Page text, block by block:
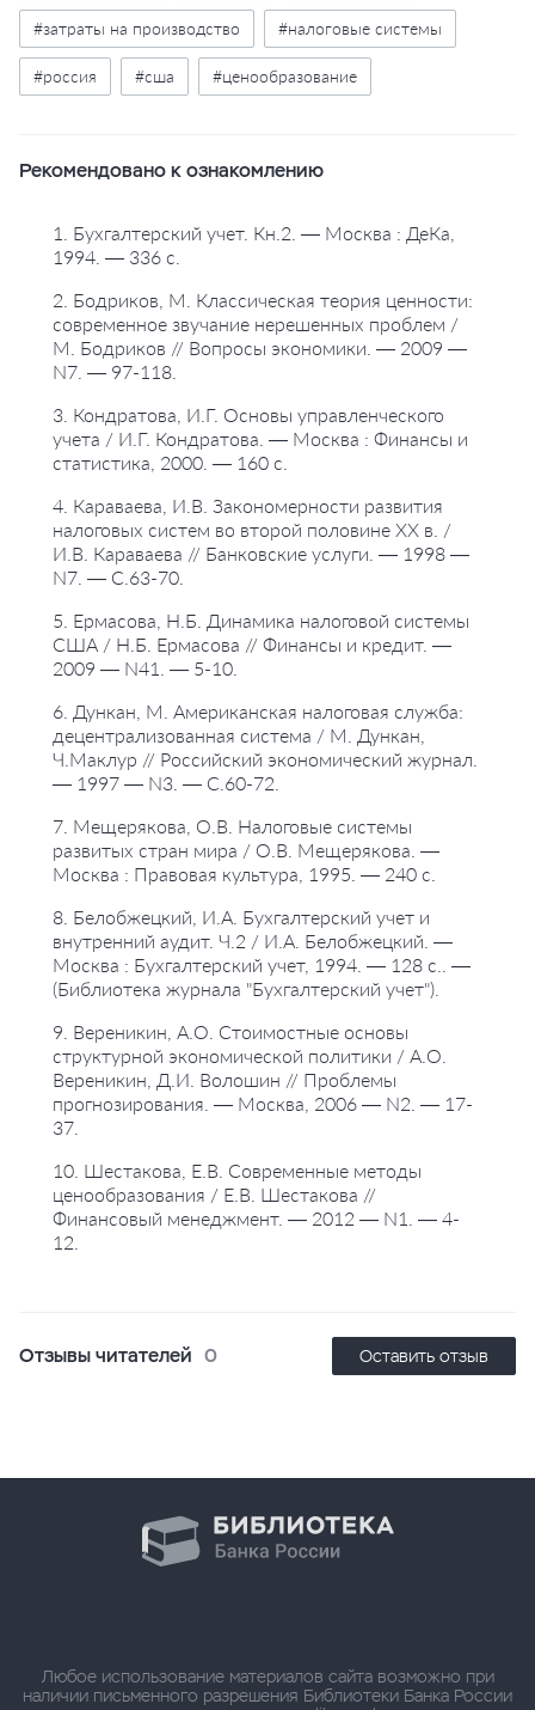
#затраты на производство #налоговые системы
#россия #сша #ценообразование
Рекомендовано к ознакомлению
1. Бухгалтерский учет. Кн.2. — Москва : ДеКа,
1994. — 336 с.
2. Бодриков, М. Классическая теория ценности:
современное звучание нерешенных проблем /
М. Бодриков // Вопросы экономики. — 2009 —
N7. — 97-118.
3. Кондратова, И.Г. Основы управленческого
учета / И.Г. Кондратова. — Москва : Финансы и
статистика, 2000. — 160 с.
4. Караваева, И.В. Закономерности развития
налоговых систем во второй половине XX в. /
И.В. Караваева // Банковские услуги. — 1998 —
N7. — С.63-70.
5. Ермасова, Н.Б. Динамика налоговой системы
США / Н.Б. Ермасова // Финансы и кредит. —
2009 — N41. — 5-10.
6. Дункан, М. Американская налоговая служба:
децентрализованная система / М. Дункан,
Ч.Маклур // Российский экономический журнал.
— 1997 — N3. — С.60-72.
7. Мещерякова, О.В. Налоговые системы
развитых стран мира / О.В. Мещерякова. —
Москва : Правовая культура, 1995. — 240 с.
8. Белобжецкий, И.А. Бухгалтерский учет и
внутренний аудит. Ч.2 / И.А. Белобжецкий. —
Москва : Бухгалтерский учет, 1994. — 128 с.. —
(Библиотека журнала "Бухгалтерский учет").
9. Вереникин, А.О. Стоимостные основы
структурной экономической политики / А.О.
Вереникин, Д.И. Волошин // Проблемы
прогнозирования. — Москва, 2006 — N2. — 17-
37.
10. Шестакова, Е.В. Современные методы
ценообразования / Е.В. Шестакова //
Финансовый менеджмент. — 2012 — N1. — 4-
12.
Отзывы читателей 0 Оставить отзыв
Любое использование материалов сайта возможно при
наличии письменного разрешения Библиотеки Банка России